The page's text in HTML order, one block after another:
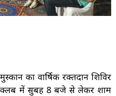
का वार्षिक रक्तदान शिविर
क्लब में सुबह 8 बजे से लेकर शाम